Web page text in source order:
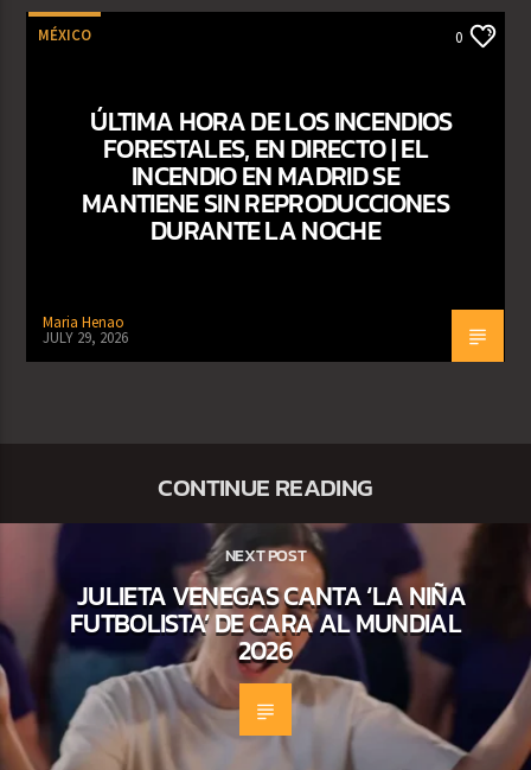
MÉXICO 0
ÚLTIMA HORA DE LOS INCENDIOS
FORESTALES, EN DIRECTO | EL
INCENDIO EN MADRID SE
MANTIENE SIN REPRODUCCIONES
DURANTE LA NOCHE
Maria Henao
JULY 29, 2026
CONTINUE READING
NEXT POST
JULIETA VENEGAS CANTA ‘LA NIÑA
FUTBOLISTA’ DE CARA AL MUNDIAL
2026